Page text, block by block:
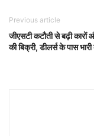
Previous article
जीएसटी कटौती से बढ़ी कारों
की बिक्री, डीलर्स के पास